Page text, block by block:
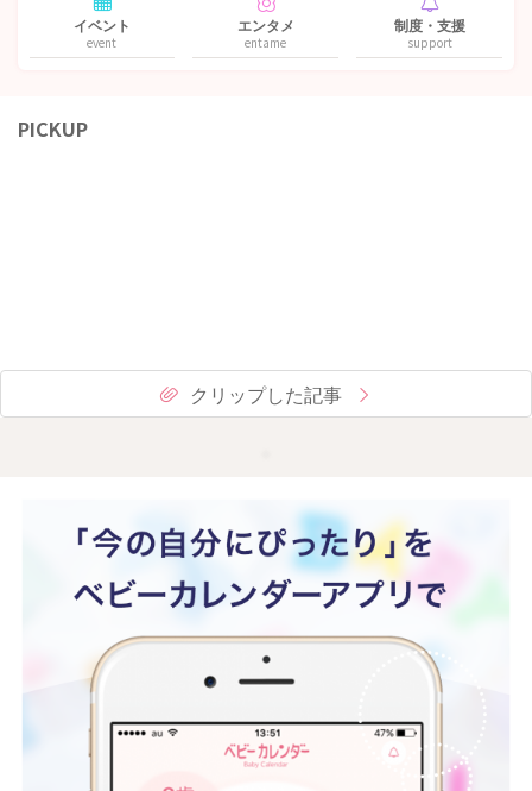
イベント
event
エンタメ
entame
制度・支援
support
PICKUP
クリップした記事